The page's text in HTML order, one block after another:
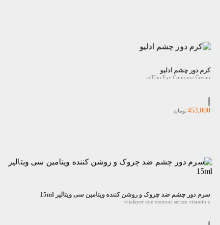
کرم دور چشم ادلیو
adElio Eye Contoure Cream
453,000تومان
سرم دور چشم ضد چروک و روشن کننده ویتامین سی ویتالیر 15ml
vitalayer eye contour serum vitamin c